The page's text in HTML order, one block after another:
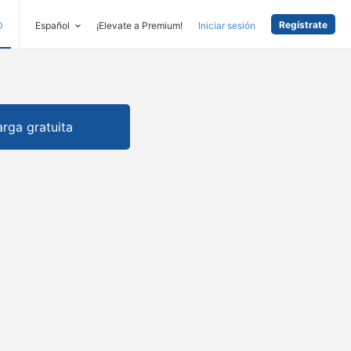
Español ¡Elevate a Premium! Iniciar sesión Regístrate
gratuita